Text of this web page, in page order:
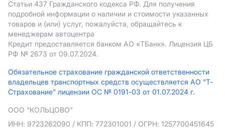
Статьи 437 Гражданского кодекса РФ. Для получения
подробной информации о наличии и стоимости указанных
товаров и (или) услуг, пожалуйста, обращайтесь к
менеджерам автоцентра
Кредит предоставляется банком АO «ТБанк». Лицензия ЦБ
РФ № 2673 от 09.07.2024.
Обязательное страхование гражданской ответственности
владельцев транспортных средств осуществляется АО "Т-
Страхование" лицензии ОС № 0191-03 от 01.07.2024 г.
ООО "КОЛЬЦОВО"
ИНН: 9723262090 / КПП: 772301001 / ОГРН: 1257700451645